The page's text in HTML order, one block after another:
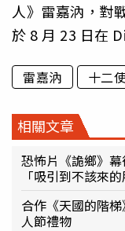
人》雷嘉汭，對
於 8 月 23 日在
雷嘉汭 十二
相關文章
恐怖片《詭鄉》
「吸引到不該來的
合作《天國的階
人節禮物